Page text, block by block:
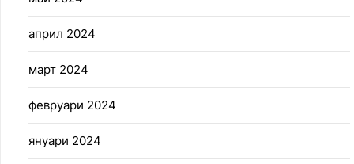
април 2024
март 2024
февруари 2024
януари 2024